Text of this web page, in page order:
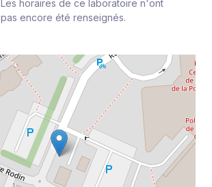
Les horaires de ce laboratoire n'ont
pas encore été renseignés.